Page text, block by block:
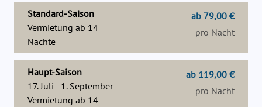
Standard-Saison
Vermietung ab 14
Nächte
ab 79,00 €
pro Nacht
Haupt-Saison
17. Juli - 1. September
Vermietung ab 14
ab 119,00 €
pro Nacht